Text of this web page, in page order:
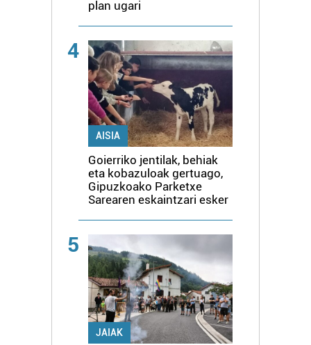
plan ugari
4
AISIA
Goierriko jentilak, behiak
eta kobazuloak gertuago,
Gipuzkoako Parketxe
Sarearen eskaintzari esker
5
JAIAK